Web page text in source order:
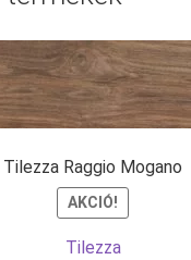
Tilezza Raggio Mogano
AKCIÓ!
Tilezza